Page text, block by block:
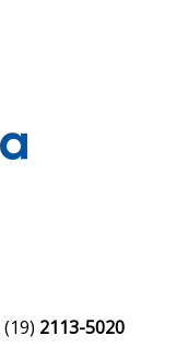
(19) 2113-5020